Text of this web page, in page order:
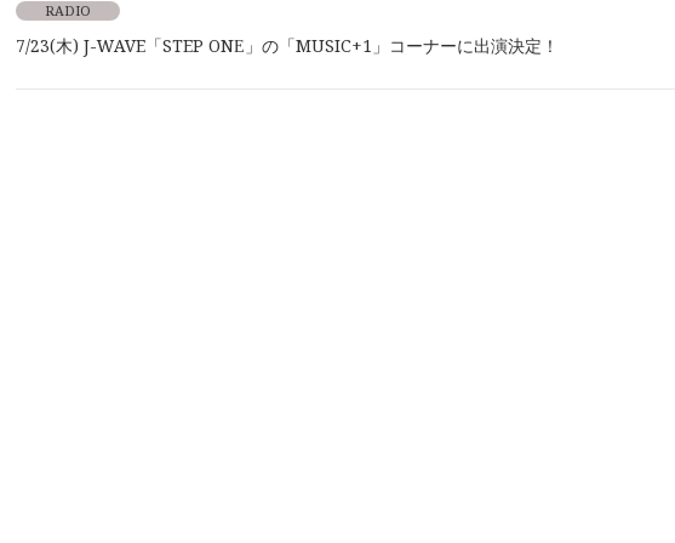
RADIO
7/23(木) J-WAVE「STEP ONE」の「MUSIC+1」コーナーに出演決定！